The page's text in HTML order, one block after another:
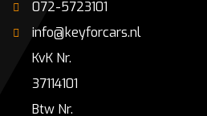
072-5723101
info@keyforcars.nl
KvK Nr.
37114101
Btw Nr.